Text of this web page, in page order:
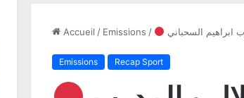
Accueil / Emissions /
Emissions Recap Sport